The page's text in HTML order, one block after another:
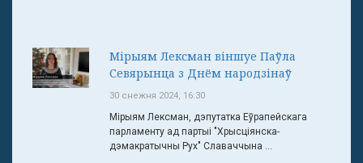
Мірыям Лексман віншуе Паўла
Севярынца з Днём народзінаў
30 снежня 2024, 16:30
Мірыям Лексман, дэпутатка Еўрапейскага
парламенту ад партыі "Хрысціянска-
дэмакратычны Рух" Славаччына ...